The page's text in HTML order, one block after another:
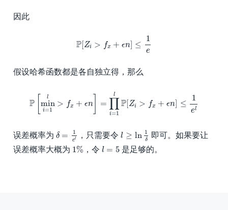
因此
P[Zi > fx + ϵn] ≤
1
e
假设哈希函数都是各自独立得，那么
P
l
min
i=1
> fx + ϵn] =
l
∏
i=1
P[ Zi > fx + ϵn] ≤
1
el
∏i
误差概率为 δ = 1
el
δ= l
，只需要令l ≥ ln 1
δ
l≥ 1
即可。如果要让
误差概率大概为 1%
1 % ，令 l = 5
l= 是足够的。